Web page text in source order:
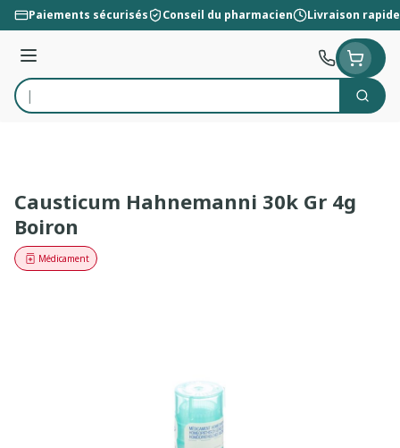
Aller au contenu
Paiements sécurisés Conseil du pharmacien Livraison rapide
Menu
Rechercher
Causticum Hahnemanni 30k Gr 4g
Boiron
Médicament